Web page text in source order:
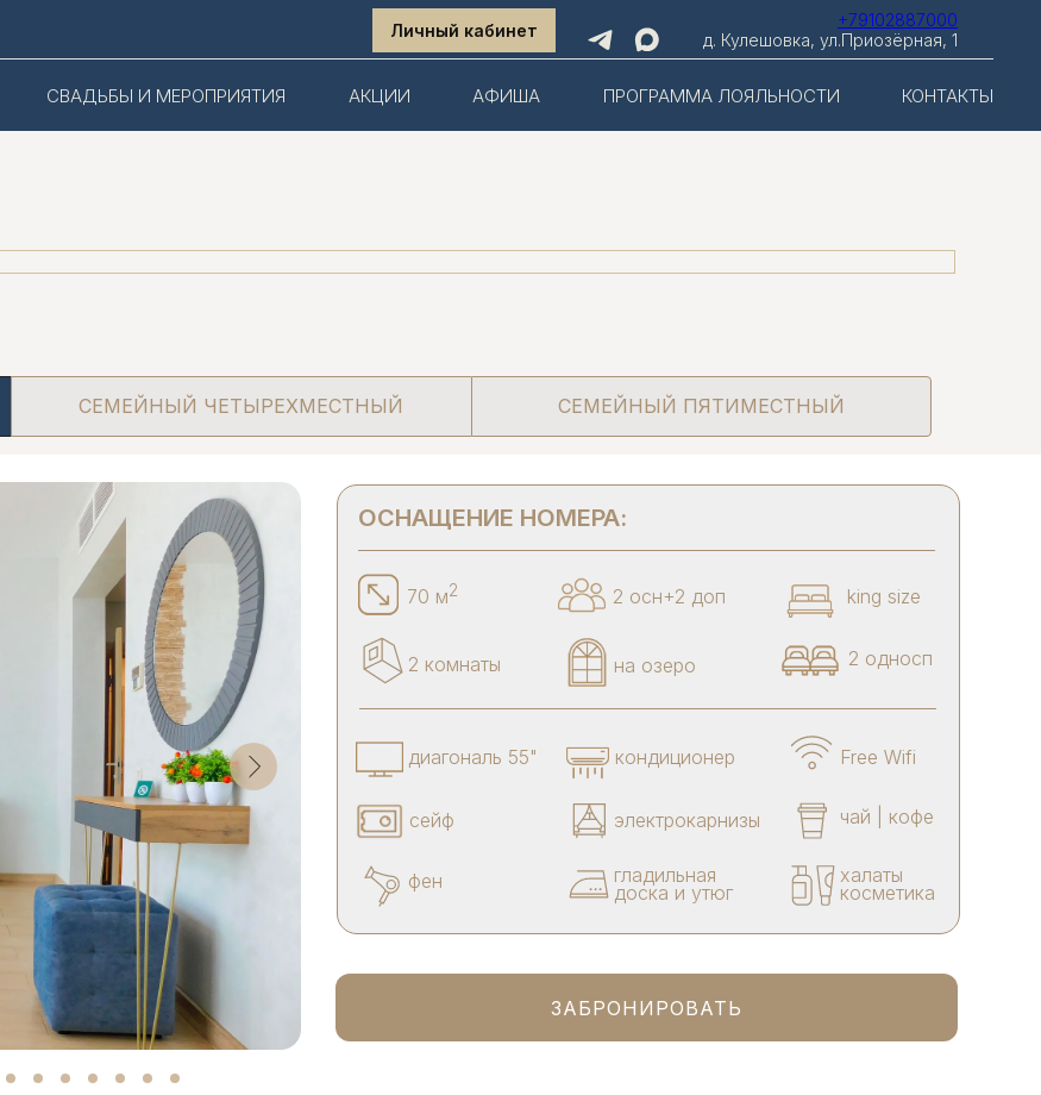
+79102887000
д. Кулешовка, ул.Приозёрная, 1
Личный кабинет
СВАДЬБЫ И МЕРОПРИЯТИЯ АКЦИИ АФИША ПРОГРАММА ЛОЯЛЬНОСТИ КОНТАКТЫ
СЕМЕЙНЫЙ ЧЕТЫРЕХМЕСТНЫЙ СЕМЕЙНЫЙ ПЯТИМЕСТНЫЙ
Free Wifi
2 односп
ОСНАЩЕНИЕ НОМЕРА:
фен
электрокарнизы чай | кофе
халаты
косметика
гладильная
доска и утюг
сейф
диагональ 55" кондиционер
на озеро
2 комнаты
king size
2 осн+2 доп
70 м2
ЗАБРОНИРОВАТЬ